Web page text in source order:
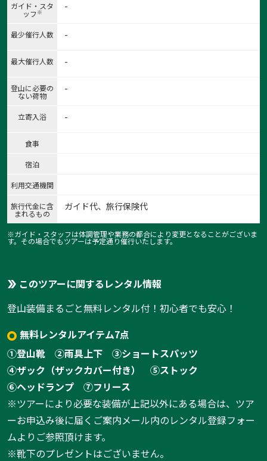
ガイド・スタ
ッフ※ -
最少催行人数 -
最大催行人数 -
登山に必要の
ない荷物
-
立寄入浴 -
食事
宿泊
利用交通機関
旅行代金に含
まれるもの
ガイド代、旅行保険代
※ガイド・スタッフは体調管理や業務の都合により変更となることがございま
す。その場合でもツアーは予定通り催行いたします。
このツアーに関するレンタル情報
登山装備まるごと無料レンタル付！初心者でも安心！
無料レンタルアイテム7点
①登山靴
②雨具上下
③ショートスパッツ
④ザック（ザックカバー付き）
⑤ストック
⑥ヘッドランプ
⑦フリース
※ツアーにより必要な装備が上記以外にある場合は、ツア
ーお申込み後に届くご案内メール内のレンタル登録フォー
ムよりご参照頂けます。
※靴下のプレゼントはございません。
1 /3